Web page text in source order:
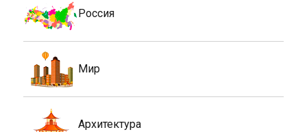
Россия
Мир
Архитектура